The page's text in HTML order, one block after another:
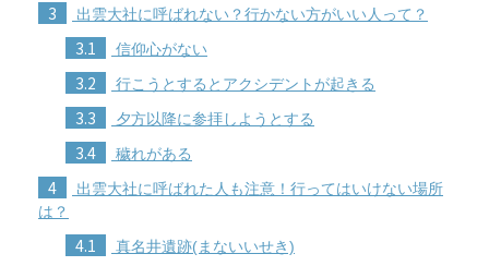
3 出雲大社に呼ばれない？行かない方がいい人って？
3.1 信仰心がない
3.2 行こうとするとアクシデントが起きる
3.3 夕方以降に参拝しようとする
3.4 穢れがある
4
出雲大社に呼ばれた人も注意！行ってはいけない場所
は？
4.1 真名井遺跡(まないいせき)